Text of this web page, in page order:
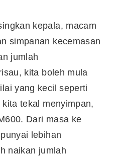
kepala, macam
simpanan kecemasan
jumlah
kita boleh mula
yang kecil seperti
tekal menyimpan,
Dari masa ke
lebihan
naikan jumlah